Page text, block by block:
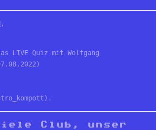
,
LIVE Quiz mit Wolfgang
Club, unser